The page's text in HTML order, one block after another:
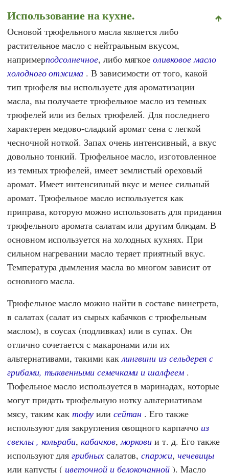
Использование на кухне.
Основой трюфельного масла является либо
растительное масло с нейтральным вкусом,
напримерподсолнечное, либо мягкоеоливковое масло
холодного отжима . В зависимости от того, какой
тип трюфеля вы используете для ароматизации
масла, вы получаете трюфельное масло из темных
трюфелей или из белых трюфелей. Для последнего
характерен медово-сладкий аромат сена с легкой
чесночной ноткой. Запах очень интенсивный, а вкус
довольно тонкий. Трюфельное масло, изготовленное
из темных трюфелей, имеет землистый ореховый
аромат. Имеет интенсивный вкус и менее сильный
аромат. Трюфельное масло используется как
приправа, которую можно использовать для придания
трюфельного аромата салатам или другим блюдам. В
основном используется на холодных кухнях. При
сильном нагревании масло теряет приятный вкус.
Температура дымления масла во многом зависит от
основного масла.
Трюфельное масло можно найти в составе винегрета,
в салатах (салат из сырых кабачков с трюфельным
маслом), в соусах (подливках) или в супах. Он
отлично сочетается с макаронами или их
альтернативами, такими каклингвини из сельдерея с
грибами, тыквенными семечками и шалфеем.
Тюфельное масло используется в маринадах, которые
могут придать трюфельную нотку альтернативам
мясу, таким кактофуили сейтан . Его также
используют для закругления овощного карпаччо из
свеклы , кольраби,кабачков,моркови и т. д. Его также
используют длягрибныхсалатов,спаржи, чечевицы
или капусты ( цветочной и белокочанной). Масло